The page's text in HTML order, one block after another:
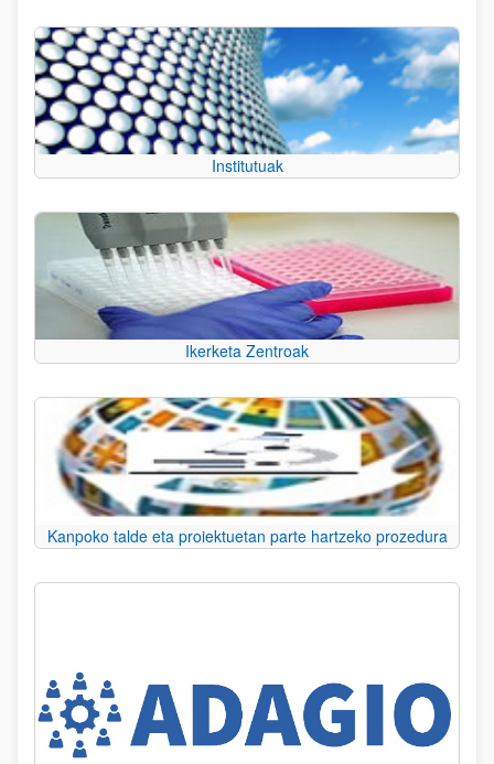
Institutuak
Ikerketa Zentroak
Kanpoko talde eta proiektuetan parte hartzeko prozedura